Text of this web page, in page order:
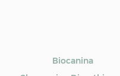
Biocanina